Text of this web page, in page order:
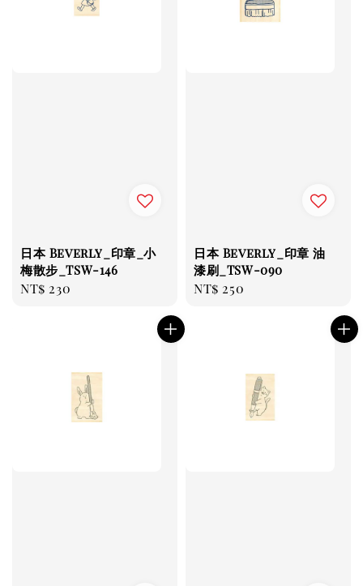
日本 Beverly_印章_小
梅散步_TSW-146
Regular
NT$ 230
日本 Beverly_印章 油
漆刷_TSW-090
Regular
NT$ 250